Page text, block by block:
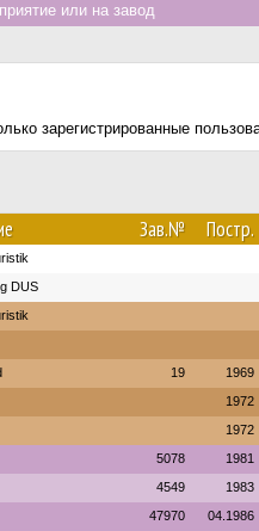
или на завод
зарегистрированные
Зав.№ Постр.
DUS
19 1969
1972
1972
5078 1981
4549 1983
47970 04.1986